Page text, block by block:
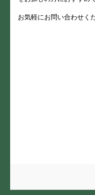
お気軽にお問い合わせく